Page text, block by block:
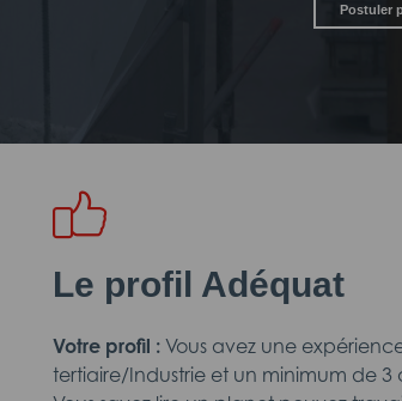
Postuler
Le profil Adéquat
Votre profil :Vous avez une
tertiaire/Industrie et un minimum de 3